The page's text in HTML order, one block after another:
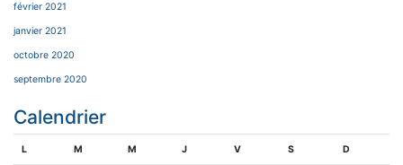
février 2021
janvier 2021
octobre 2020
septembre 2020
Calendrier
L M M J V S D